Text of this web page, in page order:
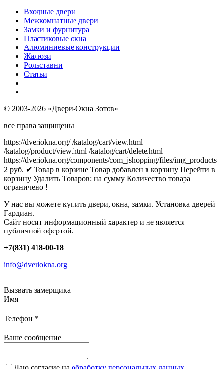
Входные двери
Межкомнатные двери
Замки и фурнитура
Пластиковые окна
Алюминиевые конструкции
Жалюзи
Рольставни
Статьи
© 2003-2026 «Двери-Окна Зотов»
все права защищены
https://dveriokna.org/ /katalog/cart/view.html
/katalog/product/view.html /katalog/cart/delete.html
https://dveriokna.org/components/com_jshopping/files/img_products
2 руб. ✔ Товар в корзине Товар добавлен в корзину Перейти в
корзину Удалить Товаров: на сумму Количество товара
ограничено !
У нас вы можете купить двери, окна, замки. Установка дверей
Гардиан.
Сайт носит информационный характер и не является
публичной офертой.
+7(831) 418-00-18
info@dveriokna.org
Вызвать замерщика
Имя
Телефон *
Ваше сообщение
Даю согласие на обработку персональных данных